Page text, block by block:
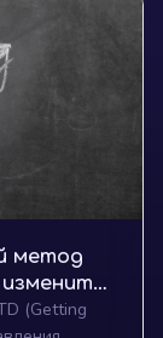
метод
(Getting